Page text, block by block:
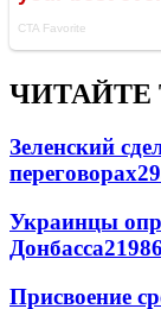
ЧИТАЙТЕ
Зеленский
переговорах
Украинцы
Донбасса21986
Присвоение